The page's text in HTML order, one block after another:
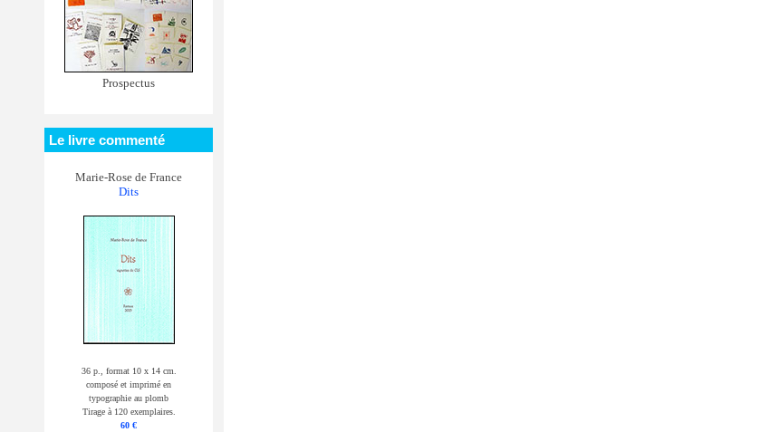
Prospectus
Le livre commenté
Marie-Rose de France
Dits
36 p., format 10 x 14 cm.
composé et imprimé en
typographie au plomb
Tirage à 120 exemplaires.
60 €